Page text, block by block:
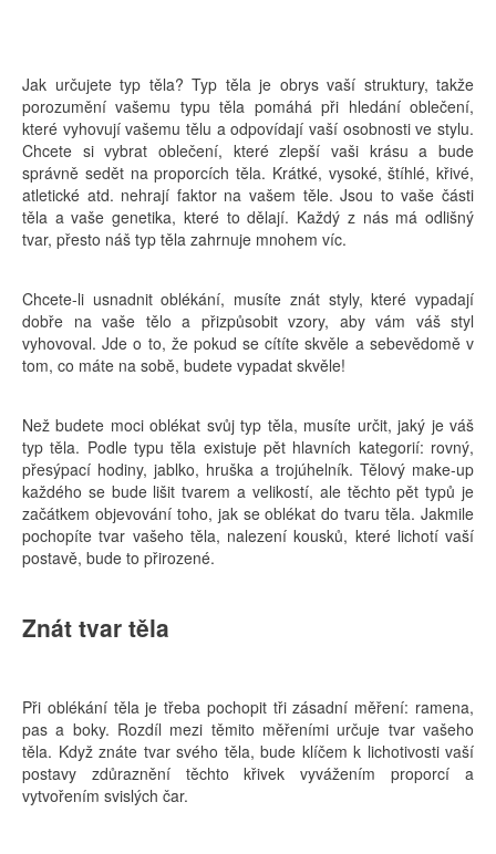
Jak určujete typ těla? Typ těla je obrys vaší struktury, takže
porozumění vašemu typu těla pomáhá při hledání oblečení,
které vyhovují vašemu tělu a odpovídají vaší osobnosti ve stylu.
Chcete si vybrat oblečení, které zlepší vaši krásu a bude
správně sedět na proporcích těla. Krátké, vysoké, štíhlé, křivé,
atletické atd. nehrají faktor na vašem těle. Jsou to vaše části
těla a vaše genetika, které to dělají. Každý z nás má odlišný
tvar, přesto náš typ těla zahrnuje mnohem víc.
Chcete-li usnadnit oblékání, musíte znát styly, které vypadají
dobře na vaše tělo a přizpůsobit vzory, aby vám váš styl
vyhovoval. Jde o to, že pokud se cítíte skvěle a sebevědomě v
tom, co máte na sobě, budete vypadat skvěle!
Než budete moci oblékat svůj typ těla, musíte určit, jaký je váš
typ těla. Podle typu těla existuje pět hlavních kategorií: rovný,
přesýpací hodiny, jablko, hruška a trojúhelník. Tělový make-up
každého se bude lišit tvarem a velikostí, ale těchto pět typů je
začátkem objevování toho, jak se oblékat do tvaru těla. Jakmile
pochopíte tvar vašeho těla, nalezení kousků, které lichotí vaší
postavě, bude to přirozené.
Znát tvar těla
Při oblékání těla je třeba pochopit tři zásadní měření: ramena,
pas a boky. Rozdíl mezi těmito měřeními určuje tvar vašeho
těla. Když znáte tvar svého těla, bude klíčem k lichotivosti vaší
postavy zdůraznění těchto křivek vyvážením proporcí a
vytvořením svislých čar.